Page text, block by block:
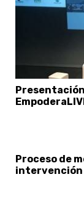
Proceso de
intervención